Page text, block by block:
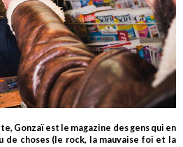
Gonzaï est le magazine des gens qui en
de choses (le rock, la mauvaise foi et la